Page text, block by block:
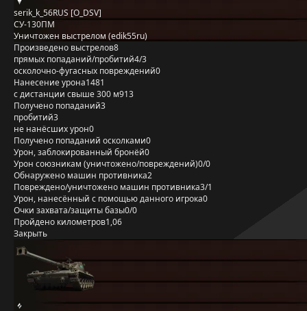
serik_k_56RUS [O_DSV]
СУ-130ПМ
Уничтожен выстрелом (edik55ru)
Произведено выстрелов8
прямых попаданий/пробитий4/3
осколочно-фугасных повреждений0
Нанесение урона1481
с дистанции свыше 300 м913
Получено попаданий3
пробитий3
не нанёсших урон0
Получено попаданий осколками0
Урон, заблокированный бронёй0
Урон союзникам (уничтожено/повреждений)0/0
Обнаружено машин противника2
Повреждено/уничтожено машин противника3/1
Урон, нанесённый с помощью данного игрока0
Очки захвата/защиты базы0/0
Пройдено километров1,06
Закрыть